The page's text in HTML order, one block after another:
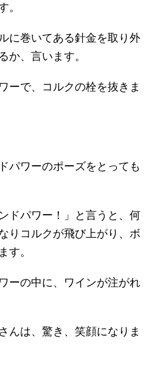
。
に巻いてある針金を取り外
か、言います。
ーで、コルクの栓を抜きま
パワーのポーズをとっても
ドパワー！」と言うと、何
りコルクが飛び上がり、ボ
す。
ーの中に、ワインが注がれ
んは、驚き、笑顔になりま